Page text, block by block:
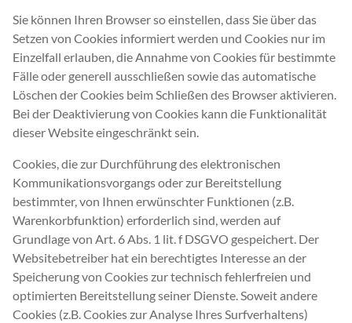
Sie können Ihren Browserso einstellen, dass Sie über das
Setzen von Cookies informiert werden und Cookies nur im
Einzelfall erlauben, die Annahme von Cookies für bestimmte
Fälle oder generell ausschließen sowie das automatische
Löschen der Cookies beim Schließen des Browseraktivieren.
Bei der Deaktivierung von Cookies kann die Funktionalität
dieser Website eingeschränkt sein.
Cookies, die zur Durchführung des elektronischen
Kommunikationsvorgangs oder zur Bereitstellung
bestimmter, von Ihnen erwünschter Funktionen (z.B.
Warenkorbfunktion) erforderlich sind, werden auf
Grundlage von Art. 6 Abs. 1 lit. f DSGVO gespeichert. Der
Websitebetreiber hat ein berechtigtes Interesse an der
Speicherung von Cookies zur technisch fehlerfreien und
optimierten Bereitstellung seiner Dienste. Soweit andere
Cookies (z.B. Cookies zur Analyse Ihres Surfverhaltens)